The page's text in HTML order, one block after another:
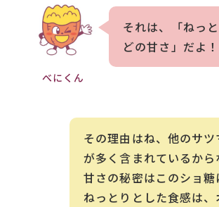
べにくん
それは、「ねっ
どの甘さ」だよ！
その理由はね、他のサ
が多く含まれているから
甘さの秘密はこのショ
ねっとりとした食感は